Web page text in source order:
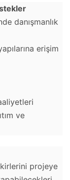
danışmanlık
erişim
ve
projeye